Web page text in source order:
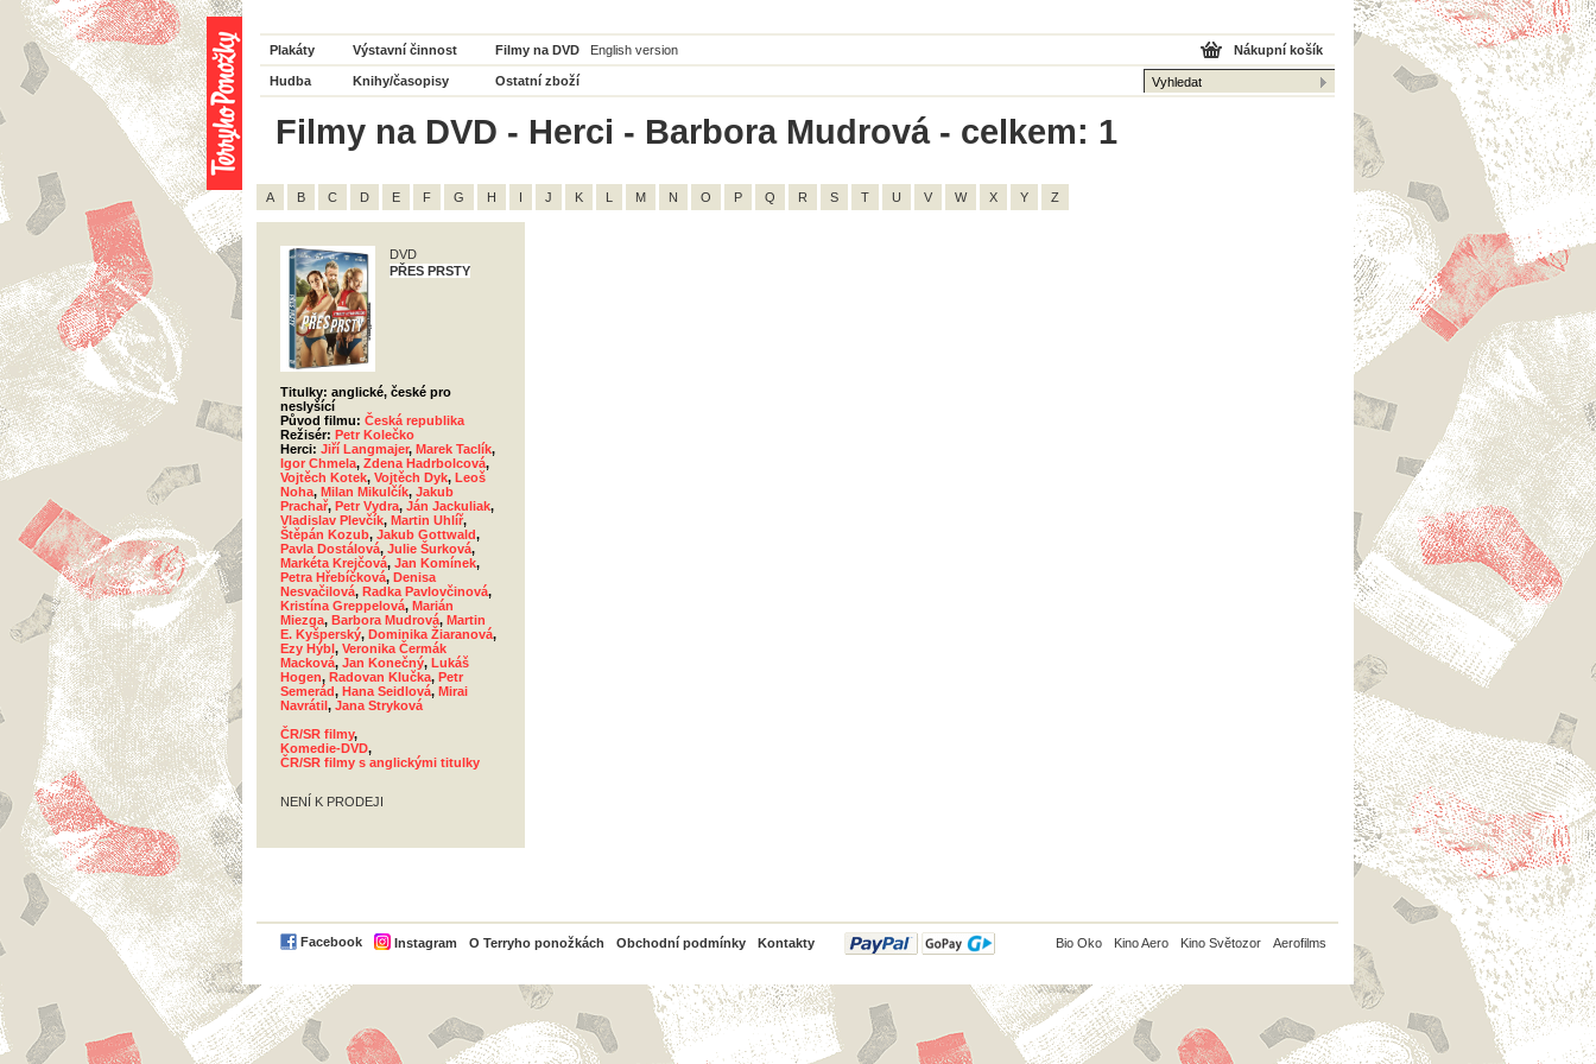
Plakáty Výstavní činnost Filmy na DVD English version
Hudba Knihy/časopisy Ostatní zboží
Nákupní košík
Filmy na DVD - Herci - Barbora Mudrová - celkem: 1
A B C D E F G H I J K L M N O P Q R S T U V W X Y Z
DVD
PŘES PRSTY
Titulky: anglické, české pro
neslyšící
Původ filmu: Česká republika
Režisér: Petr Kolečko
Herci: Jiří Langmajer, Marek Taclík,
Igor Chmela, Zdena Hadrbolcová,
Vojtěch Kotek, Vojtěch Dyk, Leoš
Noha, Milan Mikulčík, Jakub
Prachař, Petr Vydra, Ján Jackuliak,
Vladislav Plevčík, Martin Uhlíř,
Štěpán Kozub, Jakub Gottwald,
Pavla Dostálová, Julie Šurková,
Markéta Krejčová, Jan Komínek,
Petra Hřebíčková, Denisa
Nesvačilová, Radka Pavlovčinová,
Kristína Greppelová, Marián
Miezga, Barbora Mudrová, Martin
E. Kyšperský, Dominika Žiaranová,
Ezy Hýbl, Veronika Čermák
Macková, Jan Konečný, Lukáš
Hogen, Radovan Klučka, Petr
Semerád, Hana Seidlová, Mirai
Navrátil, Jana Stryková
ČR/SR filmy,
Komedie-DVD,
ČR/SR filmy s anglickými titulky
NENÍ K PRODEJI
Facebook Instagram O Terryho ponožkách Obchodní podmínky Kontakty
PayPal Bio Oko Kino Aero Kino Světozor Aerofilms